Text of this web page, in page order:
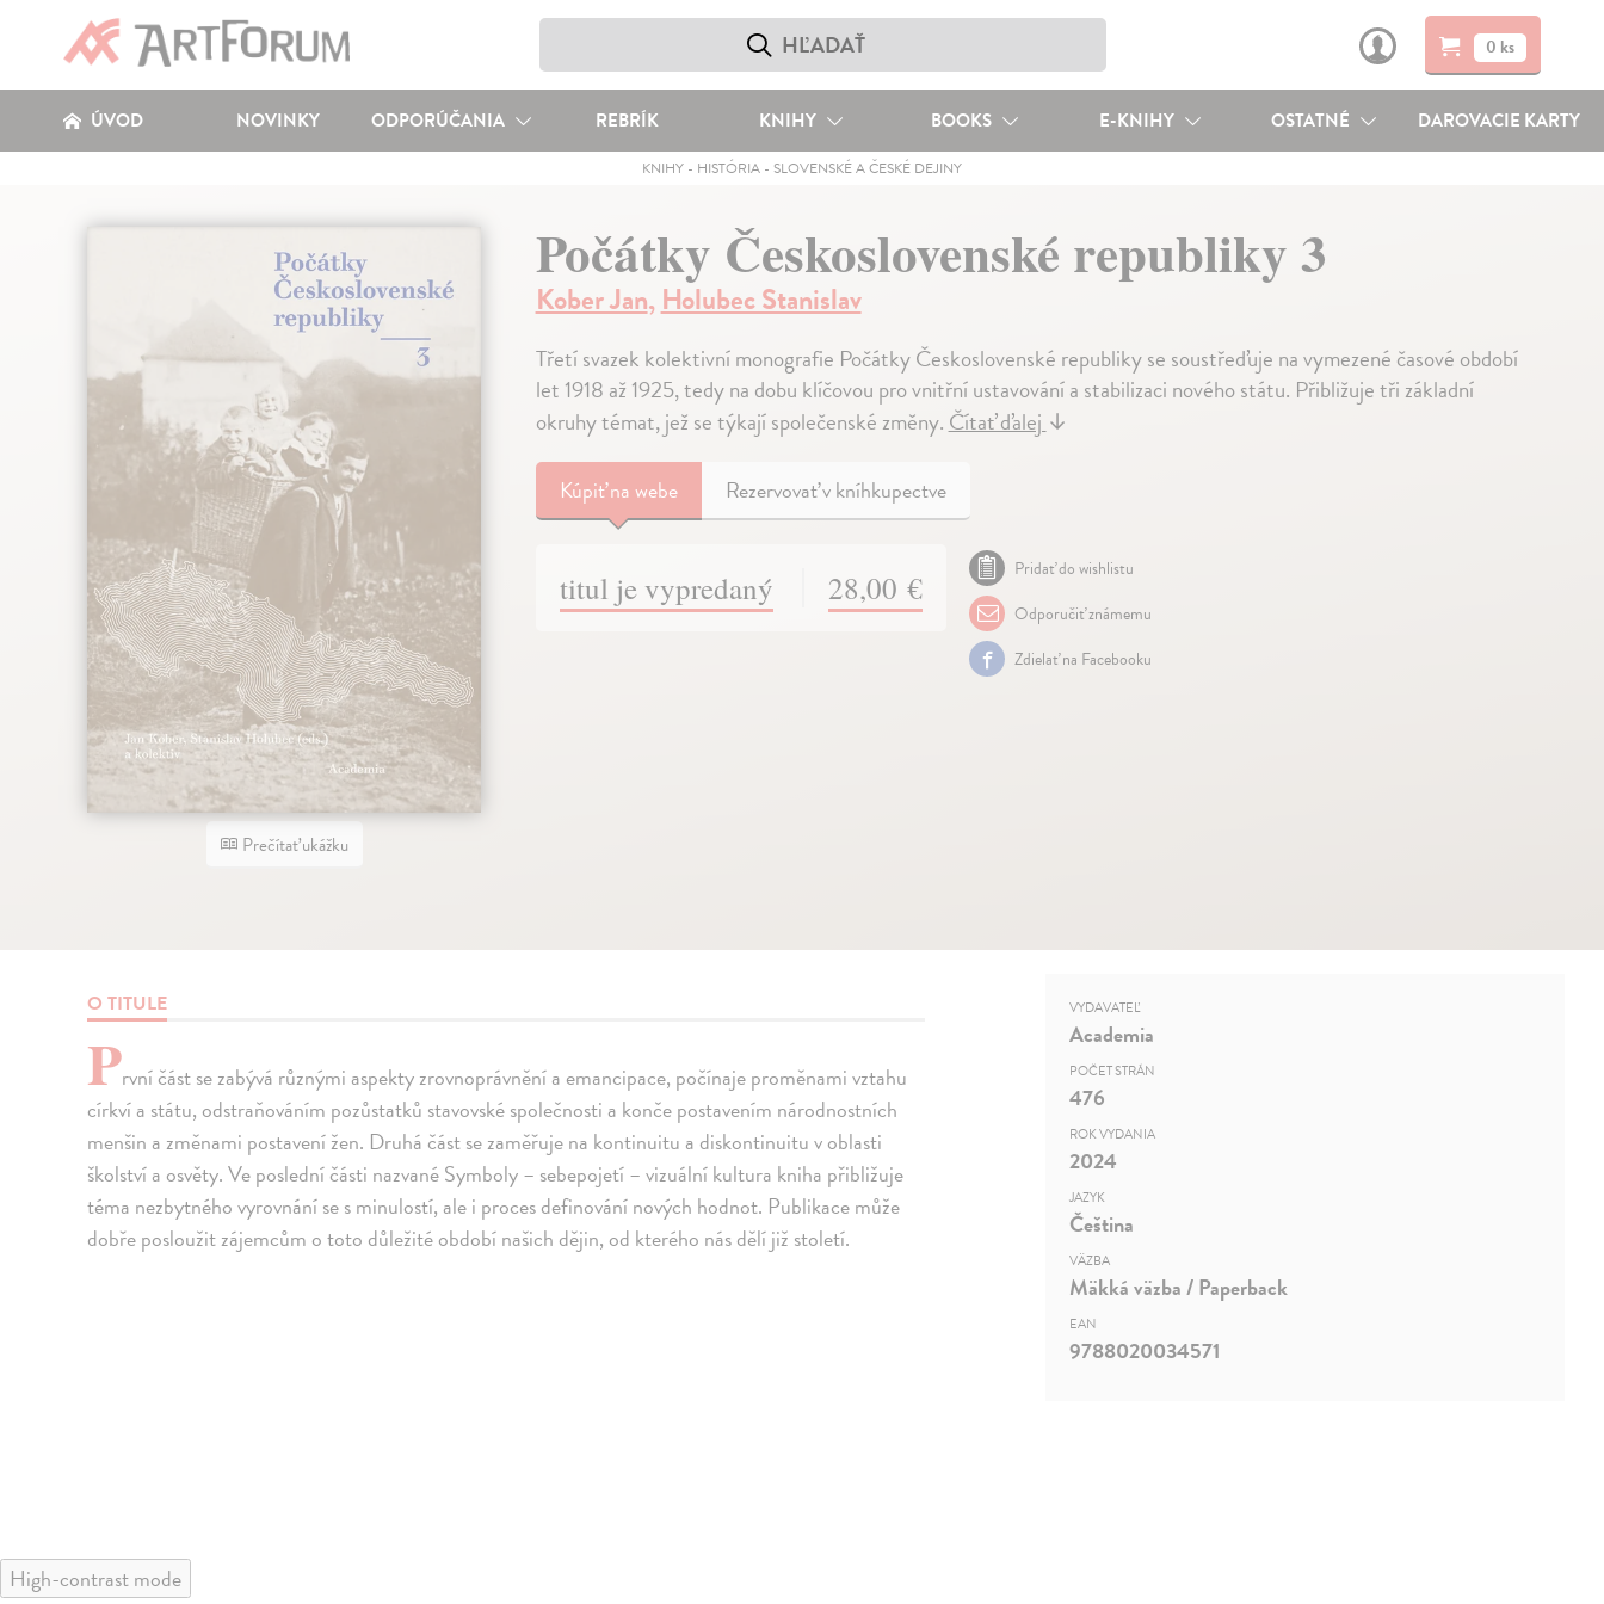
0 ks
ÚVOD NOVINKY ODPORÚČANIA REBRÍK KNIHY BOOKS E-KNIHY OSTATNÉ DAROVACIE KARTY
KNIHY- HISTÓRIA- SLOVENSKÉ A ČESKÉ DEJINY
Prečítať ukážku
Počátky Československé republiky 3
Kober Jan,Holubec Stanislav
Třetí svazek kolektivní monografie Počátky Československé republiky se soustřeďuje na vymezené časové období
let 1918 až 1925, tedy na dobu klíčovou pro vnitřní ustavování a stabilizaci nového státu. Přibližuje tři základní
okruhy témat, jež se týkají společenské změny.Čítať ďalej↓
Kúpiťna webe Rezervovať v kníhkupectve
titul je vypredaný 28,00 €
Pridať do wishlistu
Odporučiť známemu
Zdielať na Facebooku
O TITULE
První část se zabývá různými aspekty zrovnoprávnění a emancipace, počínaje proměnami vztahu
církví a státu, odstraňováním pozůstatků stavovské společnosti a konče postavením národnostních
menšin a změnami postavení žen. Druhá část se zaměřuje na kontinuitu a diskontinuitu v oblasti
školství a osvěty. Ve poslední části nazvané Symboly – sebepojetí – vizuální kultura kniha přibližuje
téma nezbytného vyrovnání se s minulostí, ale i proces definování nových hodnot. Publikace může
dobře posloužit zájemcům o toto důležité období našich dějin, od kterého nás dělí již století.
VYDAVATEĽ
Academia
POČET STRÁN
476
ROK VYDANIA
2024
JAZYK
Čeština
VÄZBA
Mäkká väzba / Paperback
EAN
9788020034571
High-contrast mode